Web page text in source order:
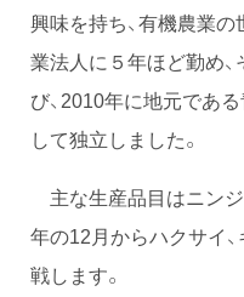
興味を持ち、有機農業
業法人に５年ほど勤め
び、2010年に地元であ
して独立しました。
主な生産品目はニンジ
年の12月からハクサイ
戦します。